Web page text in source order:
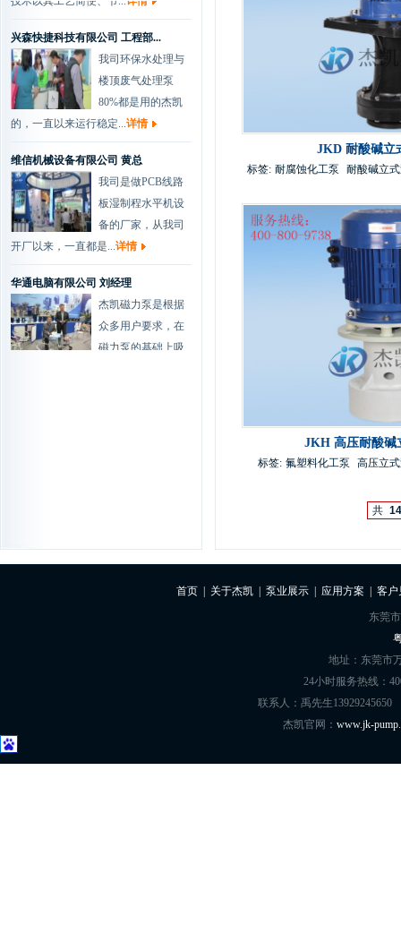
兴森快捷科技有限公司 工程部...
我司环保水处理与
楼顶废气处理泵
80%都是用的杰凯
的，一直以来运行稳定... 详情
维信机械设备有限公司 黄总
我司是做PCB线路
板湿制程水平机设
备的厂家，从我司
开厂以来，一直都是... 详情
华通电脑有限公司 刘经理
杰凯磁力泵是根据
众多用户要求，在
磁力泵的基础上吸
楼顶废气处理泵
80%都是用的杰凯
JKD 耐酸碱立
标签: 耐腐蚀化工泵 耐酸碱立
JKH 高压耐酸碱
标签: 氟塑料化工泵 高压立
共 14
首页 关于杰凯 泵业展示 应用方案 客户
东莞
地址：东莞市
24小时服务热线：
联系人：禹先生13929245650
杰凯官网： www.jk-